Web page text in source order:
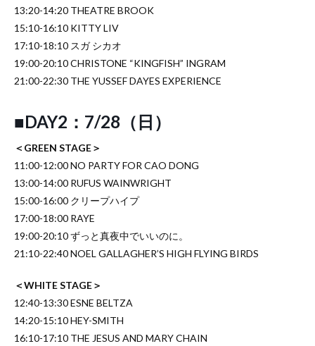
13:20-14:20 THEATRE BROOK
15:10-16:10 KITTY LIV
17:10-18:10 スガ シカオ
19:00-20:10 CHRISTONE “KINGFISH” INGRAM
21:00-22:30 THE YUSSEF DAYES EXPERIENCE
■DAY2：7/28（日）
＜GREEN STAGE＞
11:00-12:00 NO PARTY FOR CAO DONG
13:00-14:00 RUFUS WAINWRIGHT
15:00-16:00 クリープハイプ
17:00-18:00 RAYE
19:00-20:10 ずっと真夜中でいいのに。
21:10-22:40 NOEL GALLAGHER’S HIGH FLYING BIRDS
＜WHITE STAGE＞
12:40-13:30 ESNE BELTZA
14:20-15:10 HEY-SMITH
16:10-17:10 THE JESUS AND MARY CHAIN